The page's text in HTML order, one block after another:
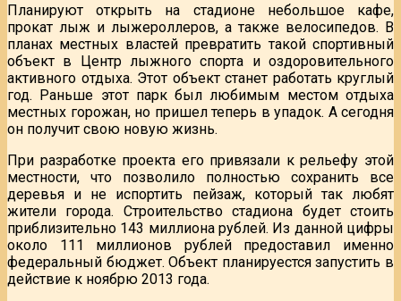
Планируют открыть на стадионе небольшое кафе,
прокат лыж и лыжероллеров, а также велосипедов. В
планах местных властей превратить такой спортивный
объект в Центр лыжного спорта и оздоровительного
активного отдыха. Этот объект станет работать круглый
год. Раньше этот парк был любимым местом отдыха
местных горожан, но пришел теперь в упадок. А сегодня
он получит свою новую жизнь.
При разработке проекта его привязали к рельефу этой
местности, что позволило полностью сохранить все
деревья и не испортить пейзаж, который так любят
жители города. Строительство стадиона будет стоить
приблизительно 143 миллиона рублей. Из данной цифры
около 111 миллионов рублей предоставил именно
федеральный бюджет. Объект планируестся запустить в
действие к ноябрю 2013 года.